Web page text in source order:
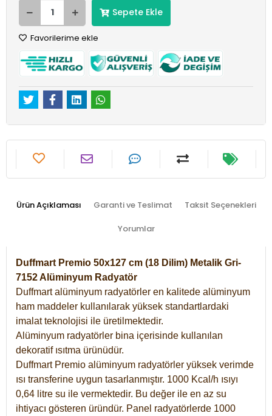
Sepete Ekle
Favorilerime ekle
Ürün Açıklaması Garanti ve Teslimat Taksit Seçenekleri
Yorumlar
Duffmart Premio 50x127 cm (18 Dilim) Metalik Gri-
7152 Alüminyum Radyatör
Duffmart alüminyum radyatörler en kalitede alüminyum
ham maddeler kullanılarak yüksek standartlardaki
imalat teknolojisi ile üretilmektedir.
Alüminyum radyatörler bina içerisinde kullanılan
dekoratif ısıtma ürünüdür.
Duffmart Premio alüminyum radyatörler yüksek verimde
ısı transferine uygun tasarlanmıştır. 1000 Kcal/h ısıyı
0,64 litre su ile vermektedir. Bu değer ile en az su
ihtiyacı gösteren üründür. Panel radyatörlerde 1000